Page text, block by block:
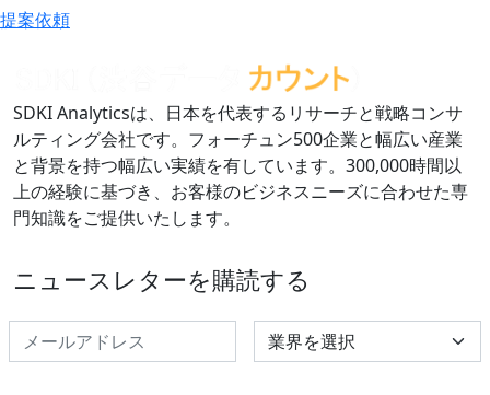
提案依頼
SDKI Analyticsは、日本を代表するリサーチと戦略コンサ
ルティング会社です。フォーチュン500企業と幅広い産業
と背景を持つ幅広い実績を有しています。300,000時間以
上の経験に基づき、お客様のビジネスニーズに合わせた専
門知識をご提供いたします。
ニュースレターを購読する
Select Industry